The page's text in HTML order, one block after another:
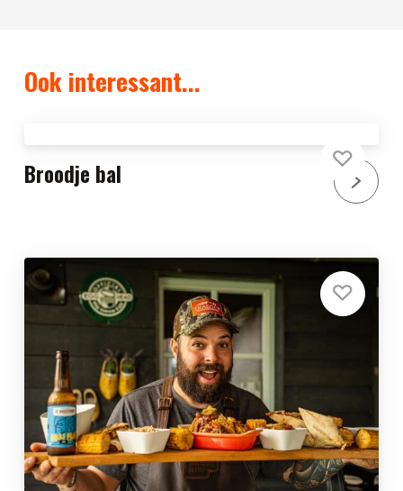
Ook interessant...
Broodje bal